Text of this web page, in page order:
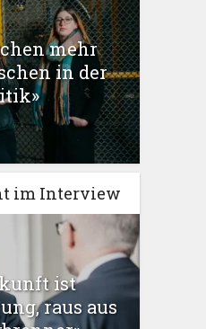
mehr
in der
im Interview
ist
raus aus